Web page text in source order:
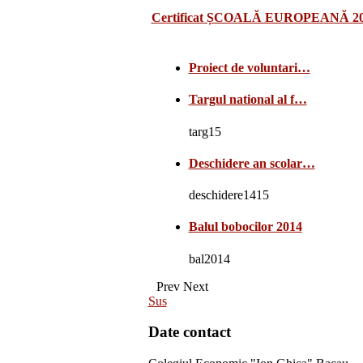
Certificat ȘCOALĂ EUROPEANĂ
Proiect de voluntari…
Targul national al f…
targ15
Deschidere an scolar…
deschidere1415
Balul bobocilor 2014
bal2014
Prev Next
Sus
Date contact